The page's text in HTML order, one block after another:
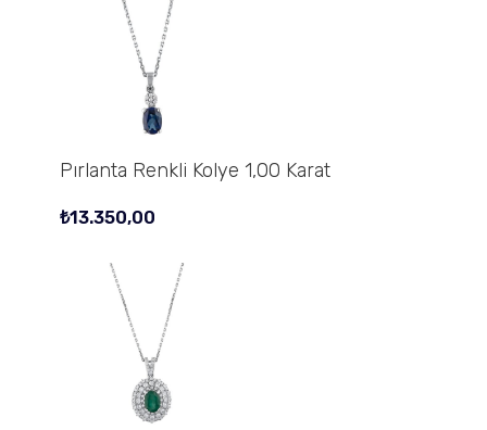
Pırlanta Renkli Kolye 1,00 Karat
₺13.350,00